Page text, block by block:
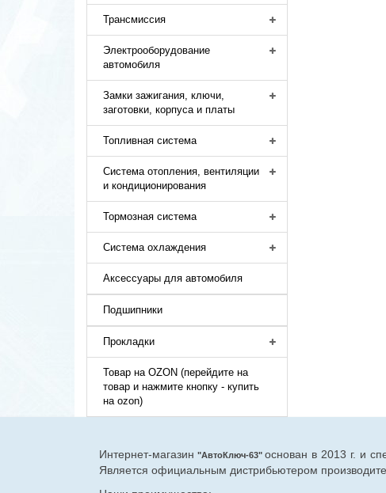
Трансмиссия
Электрооборудование
автомобиля
Замки зажигания, ключи,
заготовки, корпуса и платы
Топливная система
Система отопления, вентиляции
и кондиционирования
Тормозная система
Система охлаждения
Аксессуары для автомобиля
Подшипники
Прокладки
Товар на OZON (перейдите на
товар и нажмите кнопку - купить
на ozon)
Интернет-магазин "АвтоКлюч-63"основан в 2013 г. и
Является официальным дистрибьютером